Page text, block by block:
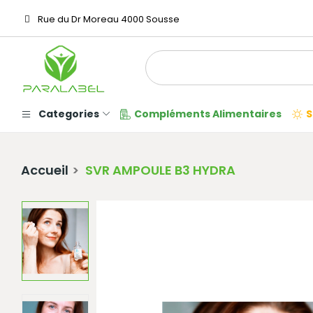
Rue du Dr Moreau 4000 Sousse
Categories Compléments Alimentaires
Accueil SVR AMPOULE B3 HYDRA